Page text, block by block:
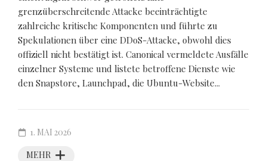
grenzüberschreitende Attacke beeinträchtigte
zahlreiche kritische Komponenten und führte zu
Spekulationen über eine DDoS-Attacke, obwohl dies
offiziell nicht bestätigt ist. Canonical vermeldete Ausfälle
einzelner Systeme und listete betroffene Dienste wie
den Snapstore, Launchpad, die Ubuntu-Website...
MEHR
1. MAI 2026